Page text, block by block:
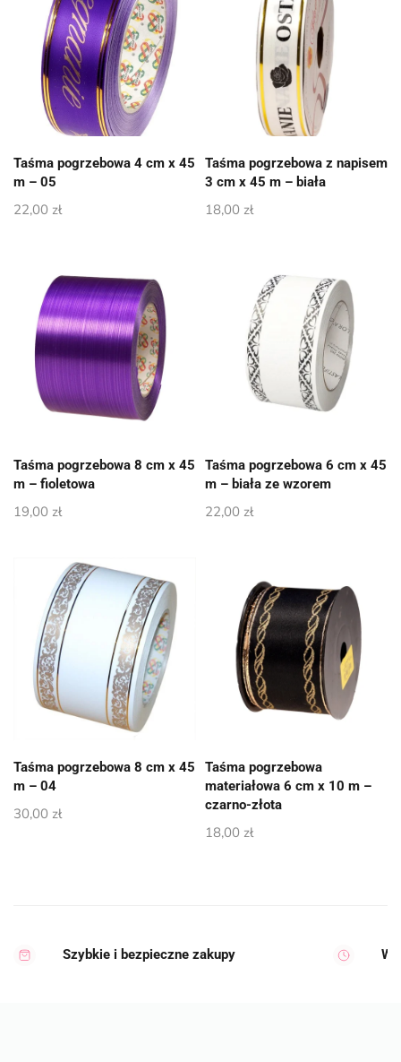
Taśma pogrzebowa 4 cm x 45
m – 05
22,00 zł
Taśma pogrzebowa z napisem
3 cm x 45 m – biała
18,00 zł
Taśma pogrzebowa 8 cm x 45
m – fioletowa
19,00 zł
Taśma pogrzebowa 6 cm x 45
m – biała ze wzorem
22,00 zł
Taśma pogrzebowa 8 cm x 45
m – 04
30,00 zł
Taśma pogrzebowa
materiałowa 6 cm x 10 m –
czarno-złota
18,00 zł
Szybkie i bezpieczne zakupy